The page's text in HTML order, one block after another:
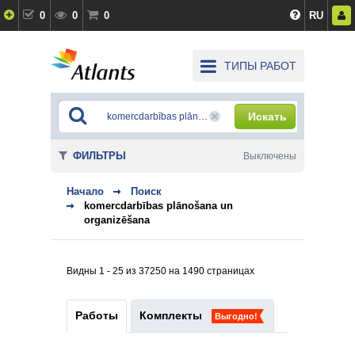
0 0 0 RU
ТИПЫ РАБОТ
Искать
Начало
Поиск
komercdarbības plānošana un
organizēšana
Видны 1 - 25 из 37250 на 1490 страницах
Работы Комплекты Выгодно!
ФИЛЬТРЫ Выключены